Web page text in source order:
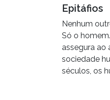
Epitáfios
Nenhum
Só o
assegura ao
sociedade
séculos, os